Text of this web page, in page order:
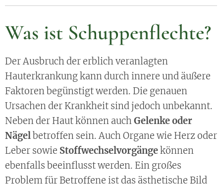
Was ist Schuppenflechte?
Der Ausbruch der erblich veranlagten
Hauterkrankung kann durch innere und äußere
Faktoren begünstigt werden. Die genauen
Ursachen der Krankheit sind jedoch unbekannt.
Neben der Haut können auchGelenke oder
Nägelbetroffen sein. Auch Organe wie Herz oder
Leber sowie Stoffwechselvorgängekönnen
ebenfalls beeinflusst werden. Ein großes
Problem für Betroffene ist das ästhetische Bild